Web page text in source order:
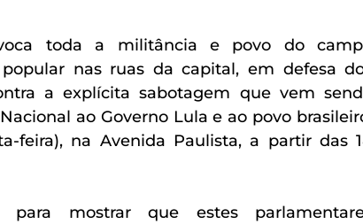
toda a militância e povo do
nas ruas da capital, em defesa
a explícita sabotagem que vem
ao Governo Lula e ao povo
feira), na Avenida Paulista, a partir das
mostrar que estes